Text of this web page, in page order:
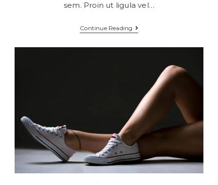
sem. Proin ut ligula vel…
Continue Reading